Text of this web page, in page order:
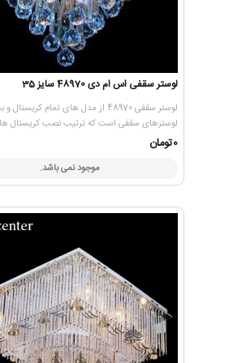
لوستر سقفی اس ام دی 48970 سایز 35
لوستر سقفی 48970 از مدل های تمام
لوسترهای سقفی است که ترتیب نصب کریستال
0تومان
موجود نمی باشد.